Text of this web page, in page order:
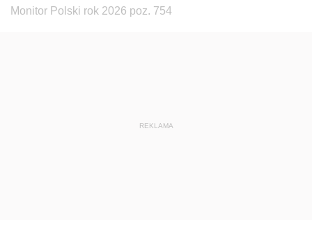
Monitor Polski rok 2026 poz. 754
REKLAMA